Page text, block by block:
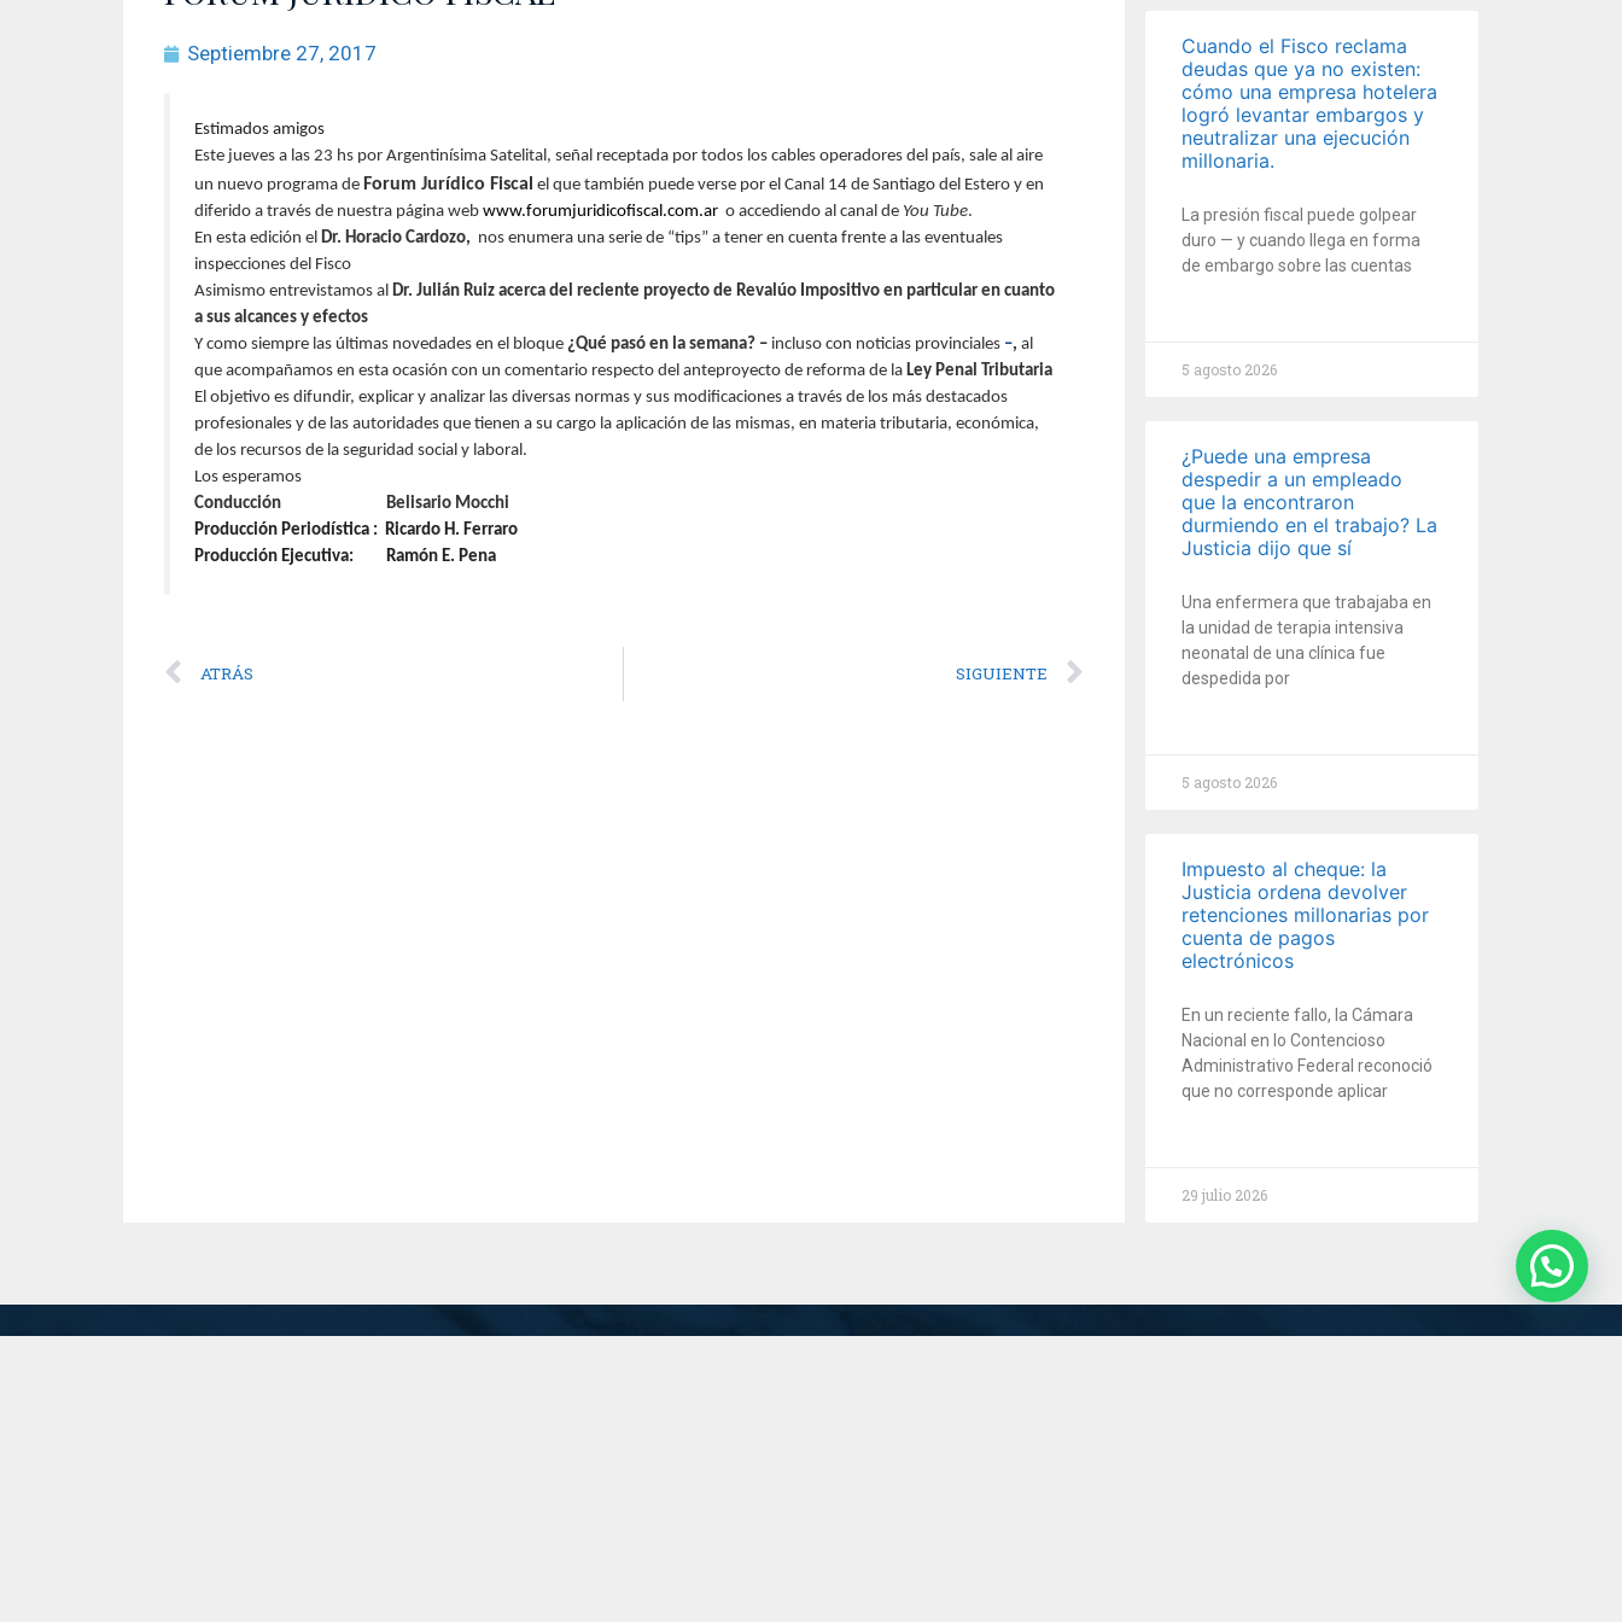
Septiembre 27, 2017
Estimados amigos
Este jueves a las 23 hs por Argentinísima Satelital, señal receptada por todos los cables operadores del país, sale al aire
un nuevo programa de Forum Jurídico Fiscal el que también puede verse por el Canal 14 de Santiago del Estero y en
diferido a través de nuestra página web www.forumjuridicofiscal.com.ar o accediendo al canal de You Tube.
En esta edición el Dr. Horacio Cardozo, nos enumera una serie de “tips” a tener en cuenta frente a las eventuales
inspecciones del Fisco
Asimismo entrevistamos al Dr. Julián Ruiz acerca del reciente proyecto de Revalúo Impositivo en particular en cuanto
a sus alcances y efectos
Y como siempre las últimas novedades en el bloque ¿Qué pasó en la semana? – incluso con noticias provinciales –, al
que acompañamos en esta ocasión con un comentario respecto del anteproyecto de reforma de la Ley Penal Tributaria
El objetivo es difundir, explicar y analizar las diversas normas y sus modificaciones a través de los más destacados
profesionales y de las autoridades que tienen a su cargo la aplicación de las mismas, en materia tributaria, económica,
de los recursos de la seguridad social y laboral.
Los esperamos
Conducción Belisario Mocchi
Producción Periodística : Ricardo H. Ferraro
Producción Ejecutiva: Ramón E. Pena
ATRÁS SIGUIENTE
Cuando el Fisco reclama
deudas que ya no existen:
cómo una empresa hotelera
logró levantar embargos y
neutralizar una ejecución
millonaria.
La presión fiscal puede golpear
duro — y cuando llega en forma
de embargo sobre las cuentas
5 agosto 2026
¿Puede una empresa
despedir a un empleado
que la encontraron
durmiendo en el trabajo? La
Justicia dijo que sí
Una enfermera que trabajaba en
la unidad de terapia intensiva
neonatal de una clínica fue
despedida por
5 agosto 2026
Impuesto al cheque: la
Justicia ordena devolver
retenciones millonarias por
cuenta de pagos
electrónicos
En un reciente fallo, la Cámara
Nacional en lo Contencioso
Administrativo Federal reconoció
que no corresponde aplicar
29 julio 2026